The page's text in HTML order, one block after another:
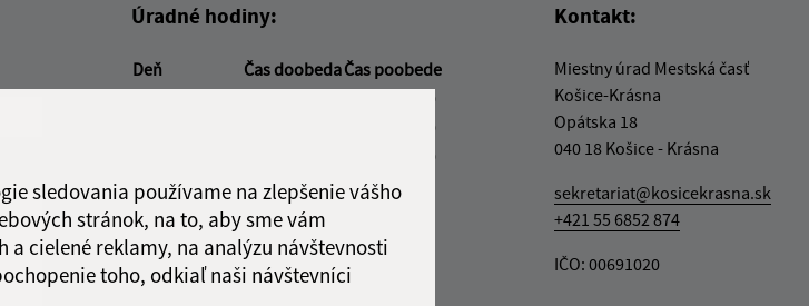
sledovania používame na zlepšenie vášho
stránok, na to, aby sme vám
cielené reklamy, na analýzu návštevnosti
toho, odkiaľ naši návštevníci
Úradné hodiny:
Deň Čas doobedaČas poobede
13:00 - 17:00
13:00 - 16:00
13:00 - 17:00
Štvrtok:
nestránkový deň
Piatok:
08:00 - 12:00
Obedňajšia prestávka:12:00 - 13:00
Kontakt:
Miestny úrad Mestská časť
Košice-Krásna
Opátska 18
040 18 Košice - Krásna
sekretariat@kosicekrasna.sk
+421 55 6852 874
IČO: 00691020